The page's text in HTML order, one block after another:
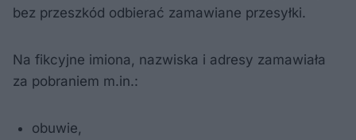
bez przeszkód odbierać zamawiane przesyłki.
Na fikcyjne imiona, nazwiska i adresy zamawiała
za pobraniem m.in.:
obuwie,